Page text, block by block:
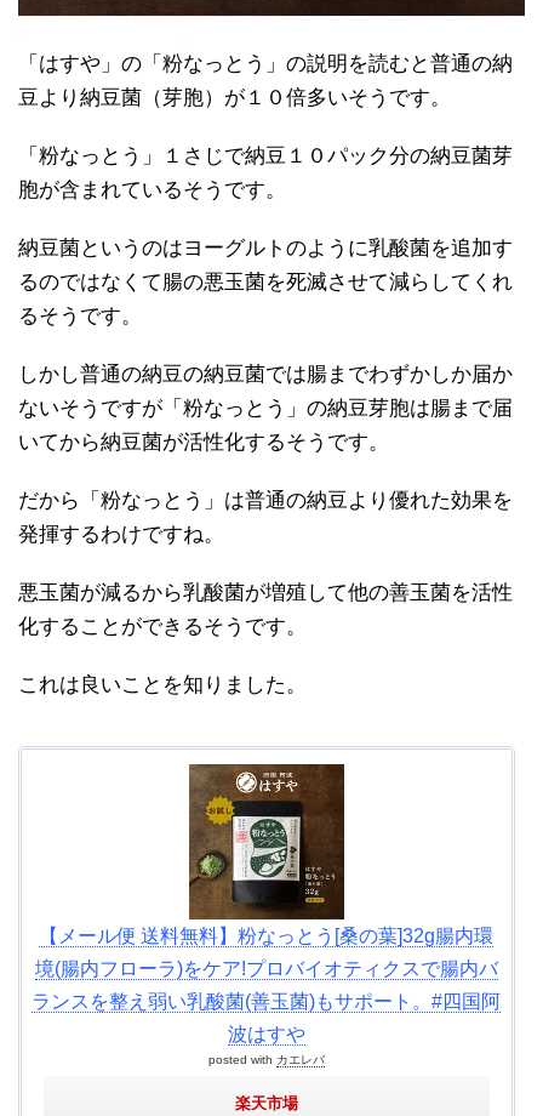
「はすや」の「粉なっとう」の説明を読むと普通の納
豆より納豆菌（芽胞）が１０倍多いそうです。
「粉なっとう」１さじで納豆１０パック分の納豆菌芽
胞が含まれているそうです。
納豆菌というのはヨーグルトのように乳酸菌を追加す
るのではなくて腸の悪玉菌を死滅させて減らしてくれ
るそうです。
しかし普通の納豆の納豆菌では腸までわずかしか届か
ないそうですが「粉なっとう」の納豆芽胞は腸まで届
いてから納豆菌が活性化するそうです。
だから「粉なっとう」は普通の納豆より優れた効果を
発揮するわけですね。
悪玉菌が減るから乳酸菌が増殖して他の善玉菌を活性
化することができるそうです。
これは良いことを知りました。
【メール便 送料無料】粉なっとう[桑の葉]32g腸内環
境(腸内フローラ)をケア!プロバイオティクスで腸内バ
ランスを整え弱い乳酸菌(善玉菌)もサポート。#四国阿
波はすや
posted with カエレバ
楽天市場